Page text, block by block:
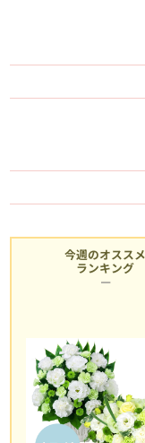
今週のオススメ
ランキング